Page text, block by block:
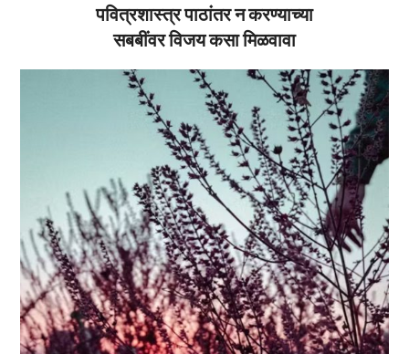
पवित्रशास्त्र पाठांतर न करण्याच्या
सबबींवर विजय कसा मिळवावा